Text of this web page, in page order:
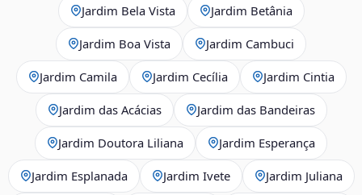
Jardim Bela Vista Jardim Betânia
Jardim Boa Vista Jardim Cambuci
Jardim Camila Jardim Cecília Jardim Cintia
Jardim das Acácias Jardim das Bandeiras
Jardim Doutora Liliana Jardim Esperança
Jardim Esplanada Jardim Ivete Jardim Juliana